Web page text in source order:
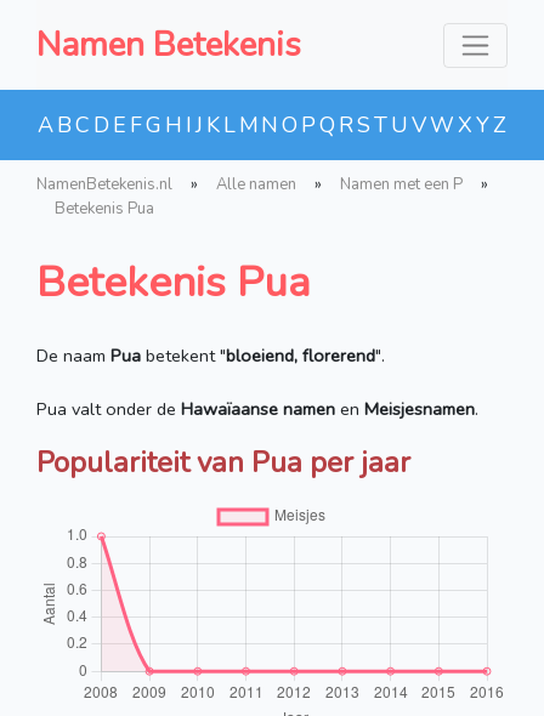
Namen Betekenis
ABC D E FG H IJ KLMNO PQ RSTUVWXYZ
NamenBetekenis.nl » Alle namen » Namen met een P
»
Betekenis Pua
Betekenis Pua
De naam Pua betekent "bloeiend, florerend".
Pua valt onder de Hawaïaanse namen en Meisjesnamen.
Populariteit van Pua per jaar